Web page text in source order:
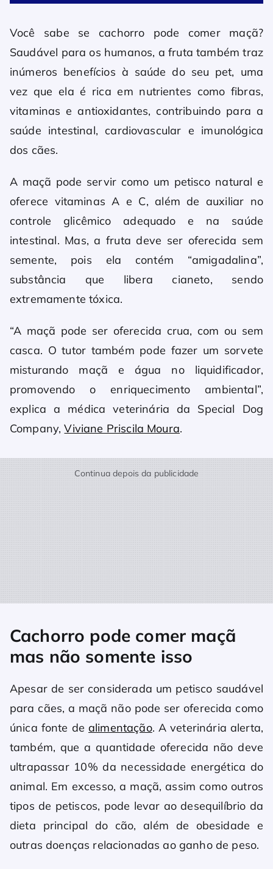
Você sabe se cachorro pode comer maçã?
Saudável para os humanos, a fruta também traz
inúmeros benefícios à saúde do seu pet, uma
vez que ela é rica em nutrientes como fibras,
vitaminas e antioxidantes, contribuindo para a
saúde intestinal, cardiovascular e imunológica
dos cães.
A maçã pode servir como um petisco natural e
oferece vitaminas A e C, além de auxiliar no
controle glicêmico adequado e na saúde
intestinal. Mas, a fruta deve ser oferecida sem
semente, pois ela contém “amigadalina”,
substância que libera cianeto, sendo
extremamente tóxica.
“A maçã pode ser oferecida crua, com ou sem
casca. O tutor também pode fazer um sorvete
misturando maçã e água no liquidificador,
promovendo o enriquecimento ambiental”,
explica a médica veterinária da Special Dog
Company,Viviane Priscila Moura.
Continua depois da publicidade
Cachorro pode comer maçã
mas não somente isso
Apesar de ser considerada um petisco saudável
para cães, a maçã não pode ser oferecida como
única fonte de alimentação. A veterinária alerta,
também, que a quantidade oferecida não deve
ultrapassar 10% da necessidade energética do
animal. Em excesso, a maçã, assim como outros
tipos de petiscos, pode levar ao desequilíbrio da
dieta principal do cão, além de obesidade e
outras doenças relacionadas ao ganho de peso.